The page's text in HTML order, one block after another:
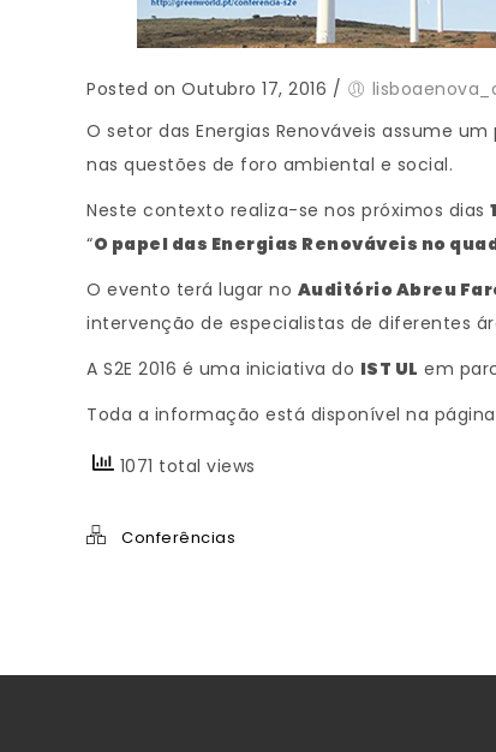
Posted on Outubro 17, 2016 /
O setor das Energias Renováveis assume
nas questões de foro ambiental e social.
Neste contexto realiza-se nos próximos dias
“O papel das Energias Renováveis no
O evento terá lugar no Auditório Abreu
intervenção de especialistas de diferentes
A S2E 2016 é uma iniciativa do IST UL em
Toda a informação está disponível na página
1071 total views
Conferências